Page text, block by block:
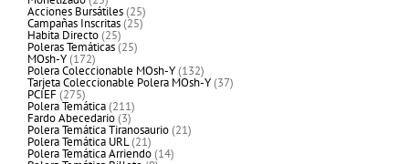
productos
Acciones Bursátiles 2525
productos
Campañas Inscritas 2525
productos
Habita Directo 2525
productos
Poleras Temáticas 2525
productos
MOsh-Y 172172
productos
Polera Coleccionable MOsh-Y 132132
productos
Tarjeta Coleccionable Polera MOsh-Y 3737
productos
PCIEF 275275
productos
Polera Temática 211211
productos
Fardo Abecedario 33
productos
Polera Temática Tiranosaurio 2121
productos
Polera Temática URL 2121
productos
Polera Temática Arriendo 1414